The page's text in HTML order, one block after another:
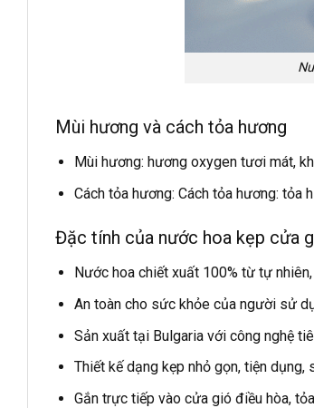
Mùi hương và cách tỏa hương
Mùi hương: hương oxygen tươi mát,
Cách tỏa hương: Cách tỏa hương: tỏa
Đặc tính của nước hoa kẹp cửa
Nước hoa chiết xuất 100% từ tự
An toàn cho sức khỏe của người sử
Sản xuất tại Bulgaria với công nghệ
Thiết kế dạng kẹp nhỏ gọn, tiện dụng,
Gắn trực tiếp vào cửa gió điều hòa,